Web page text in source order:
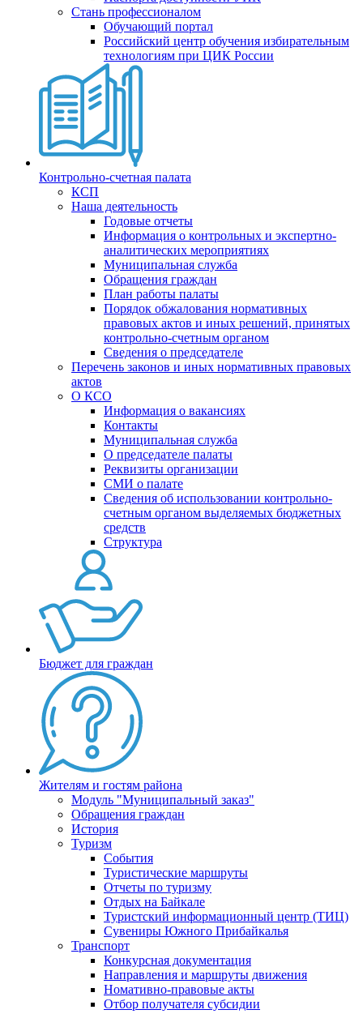
Стань профессионалом
Обучающий портал
Российский центр обучения избирательным
технологиям при ЦИК России
Контрольно-счетная палата
КСП
Наша деятельность
Годовые отчеты
Информация о контрольных и экспертно-
аналитических мероприятиях
Муниципальная служба
Обращения граждан
План работы палаты
Порядок обжалования нормативных
правовых актов и иных решений, принятых
контрольно-счетным органом
Сведения о председателе
Перечень законов и иных нормативных правовых
актов
О КСО
Информация о вакансиях
Контакты
Муниципальная служба
О председателе палаты
Реквизиты организации
СМИ о палате
Сведения об использовании контрольно-
счетным органом выделяемых бюджетных
средств
Структура
Бюджет для граждан
Жителям и гостям района
Модуль "Муниципальный заказ"
Обращения граждан
История
Туризм
События
Туристические маршруты
Отчеты по туризму
Отдых на Байкале
Туристский информационный центр (ТИЦ)
Сувениры Южного Прибайкалья
Транспорт
Конкурсная документация
Направления и маршруты движения
Номативно-правовые акты
Отбор получателя субсидии